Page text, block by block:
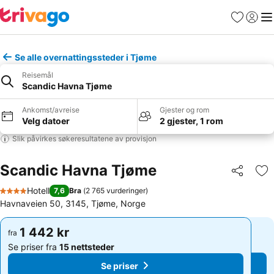
Favoritter
Logg
Se alle overnattingssteder i Tjøme
Reisemål
Scandic Havna Tjøme
Ankomst/avreise
Velg datoer
Gjester og rom
2 gjester, 1 rom
Slik påvirkes søkeresultatene av provisjon
Scandic Havna Tjøme Del
4 Stjerner
Hotell 7,6 Bra (2 765 vurderinger)
Havnaveien 50, 3145, Tjøme, Norge
fra 1 442 kr
Se priser fra 15 nettsteder
Se priser
fra 1 442 kr
Se priser fra 15 nettsteder
Se priser